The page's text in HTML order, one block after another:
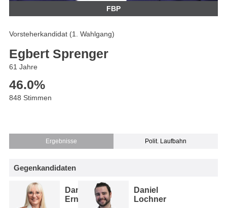
FBP
Vorsteherkandidat (1. Wahlgang)
Egbert Sprenger
61 Jahre
46.0%
848 Stimmen
Ergebnisse Polit. Laufbahn
Gegenkandidaten
Daniela
Erne
Daniel
Lochner